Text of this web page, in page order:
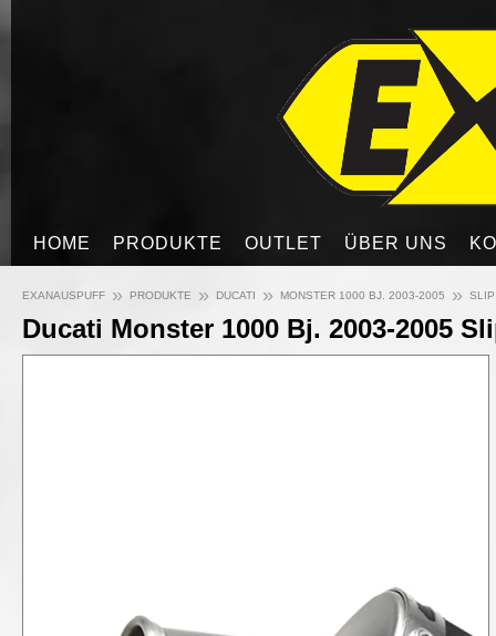
HOME PRODUKTE OUTLET ÜBER UNS
EXANAUSPUFF » PRODUKTE » DUCATI » MONSTER 1000 BJ. 2003-2005 »
Ducati Monster 1000 Bj. 2003-2005